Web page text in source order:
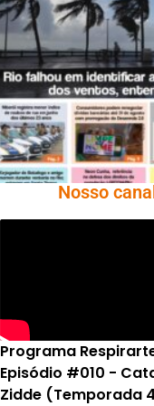
Ano X –
01 A 07 De
2026
Nosso
Programa
Episódio #010 -
Zidde (Temporada